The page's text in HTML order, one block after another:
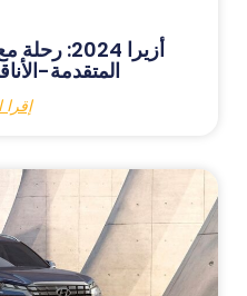
أزيرا 2024:
المتقدمة-
إقرا